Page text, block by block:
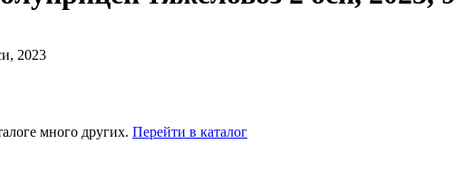
много других. Перейти в каталог